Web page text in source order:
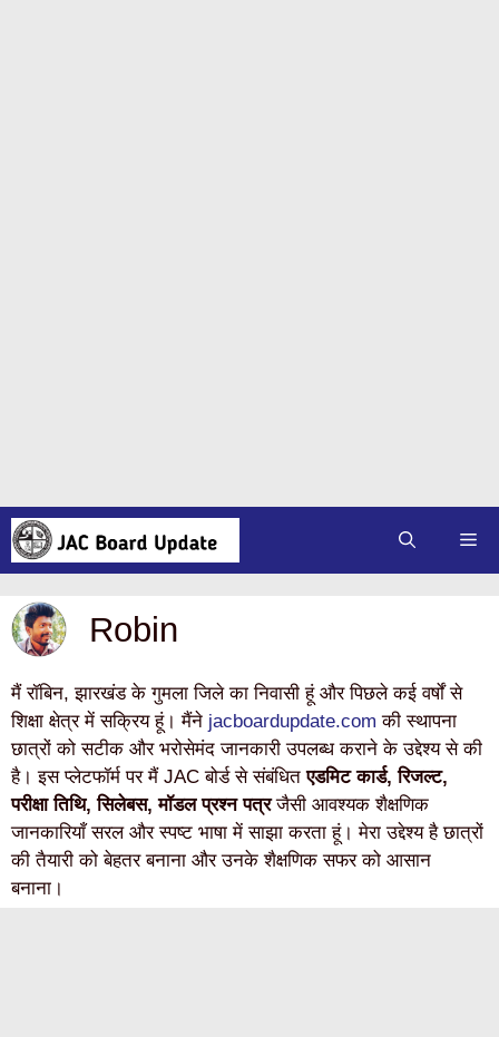
Skip
to
content
Robin
मैं रॉबिन, झारखंड के गुमला जिले का निवासी हूं और पिछले कई वर्षों से
शिक्षा क्षेत्र में सक्रिय हूं। मैंने jacboardupdate.com की स्थापना
छात्रों को सटीक और भरोसेमंद जानकारी उपलब्ध कराने के उद्देश्य से की
है। इस प्लेटफॉर्म पर मैं JAC बोर्ड से संबंधितएडमिट कार्ड, रिजल्ट,
परीक्षा तिथि, सिलेबस, मॉडल प्रश्न पत्रजैसी आवश्यक शैक्षणिक
जानकारियाँ सरल और स्पष्ट भाषा में साझा करता हूं। मेरा उद्देश्य है छात्रों
की तैयारी को बेहतर बनाना और उनके शैक्षणिक सफर को आसान
बनाना।